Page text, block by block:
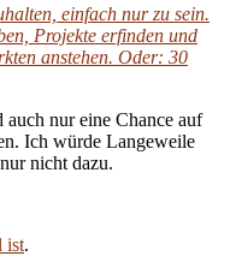
einfach nur zu sein.
Projekte erfinden und
anstehen. Oder: 30
nur eine Chance auf
Ich würde Langeweile
nicht dazu.
ist.